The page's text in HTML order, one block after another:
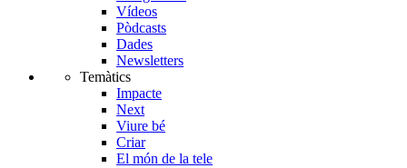
Vídeos
Pòdcasts
Dades
Newsletters
Temàtics
Impacte
Next
Viure bé
Criar
El món de la tele